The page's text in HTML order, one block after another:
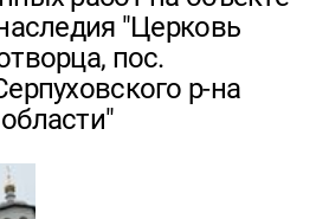
"Церковь
пос.
р-на